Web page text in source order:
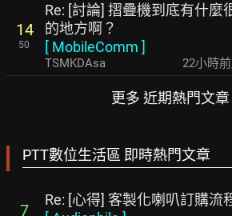
14
50
Re: [討論] 摺疊機到底有什麼
的地方啊？
[ MobileComm ]
TSMKDAsa 22小時前
更多 近期熱門文章
PTT數位生活區 即時熱門文章
7
Re: [心得] 客製化喇叭訂購流